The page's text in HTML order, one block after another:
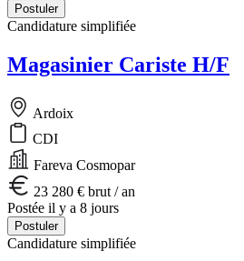
Postuler
Candidature simplifiée
Magasinier Cariste H/F
Ardoix
CDI
Fareva Cosmopar
23 280 € brut / an
Postée il y a 8 jours
Postuler
Candidature simplifiée